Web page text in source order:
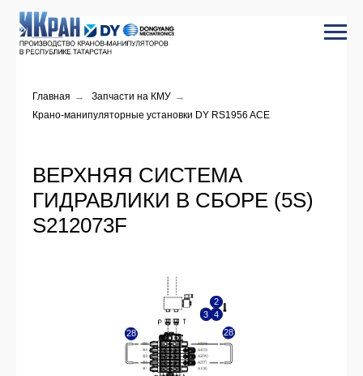
Главная → Запчасти на КМУ →
Крано-манипуляторные установки DY RS1956 ACE
ВЕРХНЯЯ СИСТЕМА
ГИДРАВЛИКИ В СБОРЕ (5S)
S212073F
7
7
7
7 7
26 26